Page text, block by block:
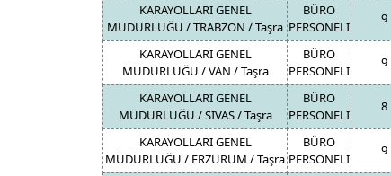
KARAYOLLARI GENEL
MÜDÜRLÜĞÜ / TRABZON / Taşra
BÜRO
PERSONELİ
9
KARAYOLLARI GENEL
MÜDÜRLÜĞÜ / VAN / Taşra
BÜRO
PERSONELİ
9
KARAYOLLARI GENEL
MÜDÜRLÜĞÜ / SİVAS / Taşra
BÜRO
PERSONELİ
8
KARAYOLLARI GENEL
MÜDÜRLÜĞÜ / ERZURUM / Taşra
BÜRO
PERSONELİ
9